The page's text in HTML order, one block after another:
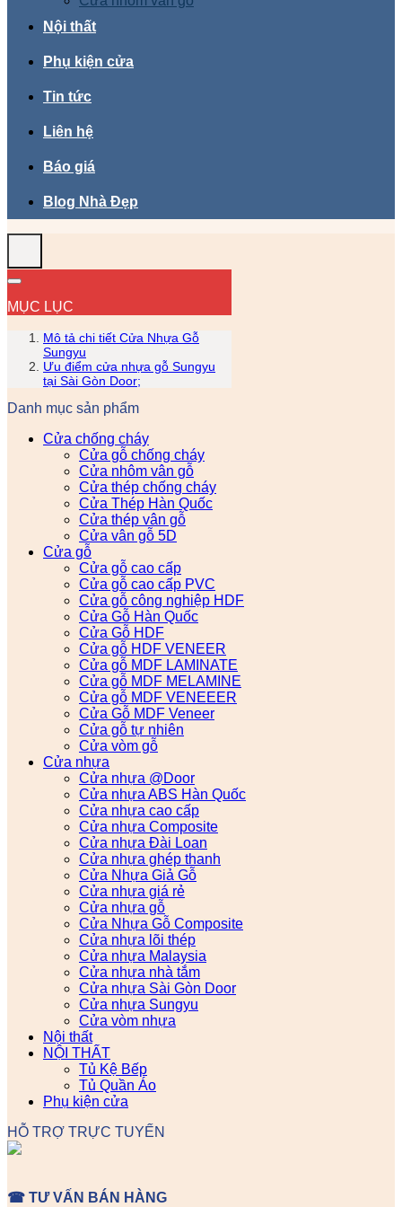
Nội thất
Phụ kiện cửa
Tin tức
Liên hệ
Báo giá
Blog Nhà Đẹp
MỤC LỤC
Mô tả chi tiết Cửa Nhựa Gỗ
Sungyu
Ưu điểm cửa nhựa gỗ Sungyu
tại Sài Gòn Door;
Danh mục sản phẩm
Cửa chống cháy
Cửa gỗ chống cháy
Cửa nhôm vân gỗ
Cửa thép chống cháy
Cửa Thép Hàn Quốc
Cửa thép vân gỗ
Cửa vân gỗ 5D
Cửa gỗ
Cửa gỗ cao cấp
Cửa gỗ cao cấp PVC
Cửa gỗ công nghiệp HDF
Cửa Gỗ Hàn Quốc
Cửa Gỗ HDF
Cửa gỗ HDF VENEER
Cửa gỗ MDF LAMINATE
Cửa gỗ MDF MELAMINE
Cửa gỗ MDF VENEEER
Cửa Gỗ MDF Veneer
Cửa gỗ tự nhiên
Cửa vòm gỗ
Cửa nhựa
Cửa nhựa @Door
Cửa nhựa ABS Hàn Quốc
Cửa nhựa cao cấp
Cửa nhựa Composite
Cửa nhựa Đài Loan
Cửa nhựa ghép thanh
Cửa Nhựa Giả Gỗ
Cửa nhựa giá rẻ
Cửa nhựa gỗ
Cửa Nhựa Gỗ Composite
Cửa nhựa lõi thép
Cửa nhựa Malaysia
Cửa nhựa nhà tắm
Cửa nhựa Sài Gòn Door
Cửa nhựa Sungyu
Cửa vòm nhựa
Nội thất
NỘI THẤT
Tủ Kệ Bếp
Tủ Quần Áo
Phụ kiện cửa
HỖ TRỢ TRỰC TUYẾN
☎ TƯ VẤN BÁN HÀNG